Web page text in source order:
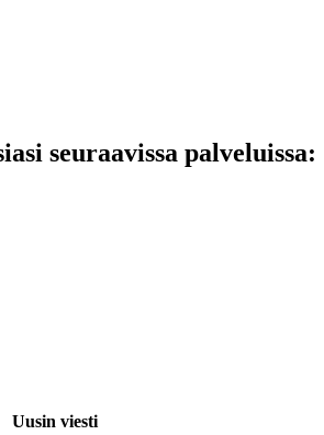
seuraavissa palveluissa:
Uusin viesti